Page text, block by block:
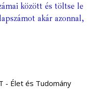
között és töltse le
akár azonnal,
- Élet és Tudomány